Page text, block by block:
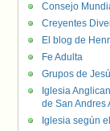
Consejo
Creyentes
El blog de
Fe Adulta
Grupos de
Iglesia
de San Andres
Iglesia según